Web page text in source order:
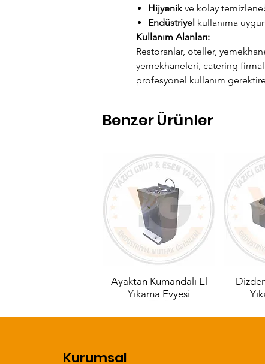
Hijyenikve kolay
Endüstriyel kullanıma
Kullanım Alanları:
Restoranlar, oteller,
yemekhaneleri, catering
profesyonel kullanım
Benzer Ürünler
Ayaktan Kumandalı El
Yıkama Evyesi
Kurumsal